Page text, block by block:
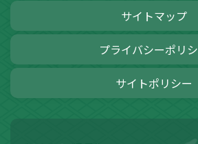
サイトマップ
プライバシーポリ
サイトポリシー